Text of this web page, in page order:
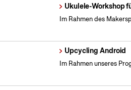
Ukulele-Workshop
Im Rahmen des
Upcycling Android
Im Rahmen unseres